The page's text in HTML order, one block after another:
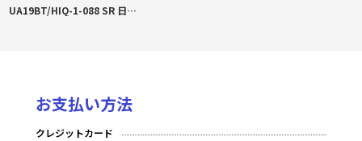
UA19BT/HIQ-1-088 SR 日向 翔陽
お支払い方法
クレジットカード